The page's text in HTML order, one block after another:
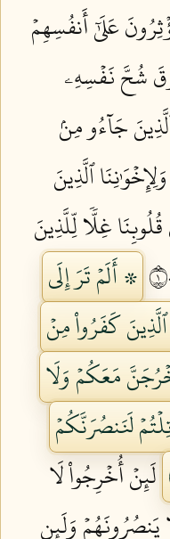
عَلَىٰٓ أَنفُسِهِمۡ
شُحَّ نَفۡسِهِۦ
جَآءُو مِنۢ
ٱلَّذِينَ
غِلّٗا لِّلَّذِينَ
۞ أَلَمۡ تَرَ إِلَى
كَفَرُواْ مِنۡ
مَعَكُمۡ وَلَا
لَنَنصُرَنَّكُمۡ
لَئِنۡ أُخۡرِجُواْ لَا
يَنصُرُونَهُمۡ وَلَئِن